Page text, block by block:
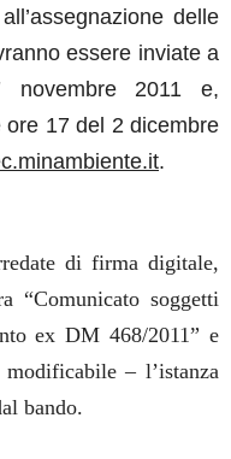
delle
essere inviate a
2011 e,
17 del 2 dicembre
.
di firma digitale,
“Comunicato soggetti
ex DM 468/2011” e
– l’istanza
bando.